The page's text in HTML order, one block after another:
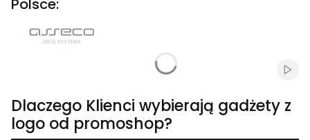
Polsce:
Dlaczego Klienci wybierają gadżety z
logo od promoshop?